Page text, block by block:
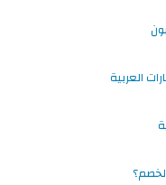
العربية